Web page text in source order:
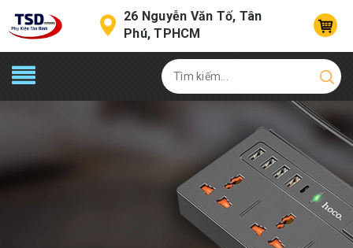
26 Nguyễn Văn Tố, Tân
Phú, TPHCM